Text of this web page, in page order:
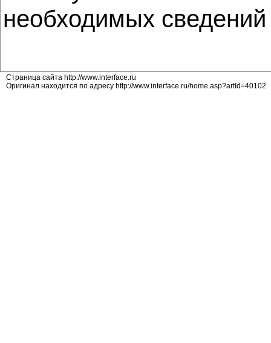
необходимых
Страница сайта http://www.interface.ru
Оригинал находится по адресу http://www.interface.ru/home.asp?artId=40102